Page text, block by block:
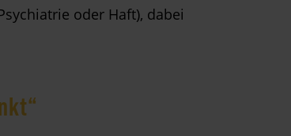
oder Haft), dabei